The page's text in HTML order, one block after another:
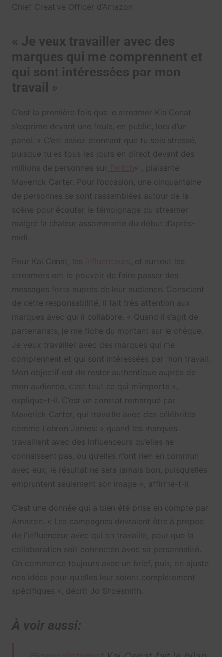
Chief Creative Officer d’Amazon.
« Je veux travailler avec des
marques qui me comprennent et
qui sont intéressées par mon
travail »
C’est la première fois que le streamer Kia Cenat
s’exprime devant une foule, en public, lors d’un
panel. « C’est assez étonnant que tu sois stressé,
puisque tu es tous les jours en direct devant des
millions de personnes sur
« , plaisante
Maverick Carter. Pour l’occasion, une cinquantaine
de personnes se sont rassemblées autour de la
scène pour écouter le témoignage du streamer
malgré la chaleur assommante du début d’après-
midi.
Pour Kai Cenat, les
, et surtout les
streamers ont le pouvoir de faire passer des
messages forts auprès de leur audience. Conscient
de cette responsabilité, il fait très attention aux
marques avec qui il collabore. « Quand il s’agit de
partenariats, je me fiche du montant sur le chèque.
Je veux travailler avec des marques qui me
comprennent et qui sont intéressées par mon travail.
Mon objectif est de rester authentique auprès de
mon audience, c’est tout ce qui m’importe »,
explique-t-il. C’est un constat remarqué par
Maverick Carter, qui travaille avec des célébrités
comme Lebron James: « quand les marques
travaillent avec des influenceurs qu’elles ne
connaissent pas, ou qu’elles n’ont rien en commun
avec eux, le résultat ne sera jamais bon, puisqu’elles
empruntent seulement son image », affirme-t-il.
C’est une donnée qui a bien été prise en compte par
Amazon. « Les campagnes devraient être à propos
de l’influenceur avec qui on travaille, pour que la
collaboration soit connectée avec sa personnalité.
On commence toujours avec un brief, puis, on ajuste
nos idées pour qu’elles leur soient complétement
spécifiques », décrit Jo Shoesmith.
À voir aussi: